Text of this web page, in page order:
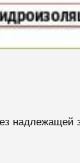
надлежащей